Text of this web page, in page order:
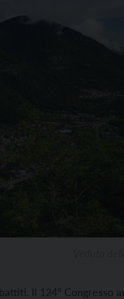
Il 124° Congresso